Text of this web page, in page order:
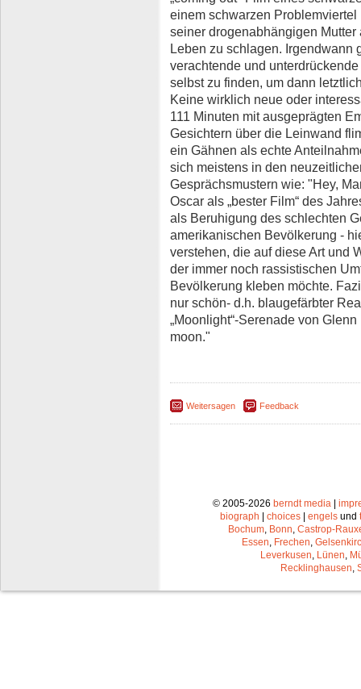
einem schwarzen
seiner drogenabhängigen Mutter
Leben zu schlagen. Irgendwann
verachtende und
selbst zu finden, um dann
Keine wirklich neue oder
111 Minuten mit ausgeprägten
Gesichtern über die Leinwand
ein Gähnen als echte
sich meistens in den
Gesprächsmustern wie: "Hey,
Oscar als „bester Film“ des
als Beruhigung des schlechten
amerikanischen Bevölkerung -
verstehen, die auf diese Art und
der immer noch rassistischen
Bevölkerung kleben möchte.
nur schön- d.h. blaugefärbter
„Moonlight“-Serenade von
moon."
Weitersagen Feedback
© 2005-2026 berndt media|
biograph
choices engels und
Bochum, Bonn, Castrop-
Essen, Frechen,
Leverkusen, Lünen,
Recklinghausen,